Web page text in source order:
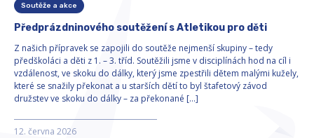
Soutěže a akce
Předprázdninového soutěžení s Atletikou pro děti
Z našich přípravek se zapojili do soutěže nejmenší skupiny – tedy
předškoláci a děti z 1. – 3. tříd. Soutěžili jsme v disciplínách hod na cíl i
vzdálenost, ve skoku do dálky, který jsme zpestřili dětem malými kužely,
které se snažily překonat a u starších dětí to byl štafetový závod
družstev ve skoku do dálky – za překonané […]
12. června 2026